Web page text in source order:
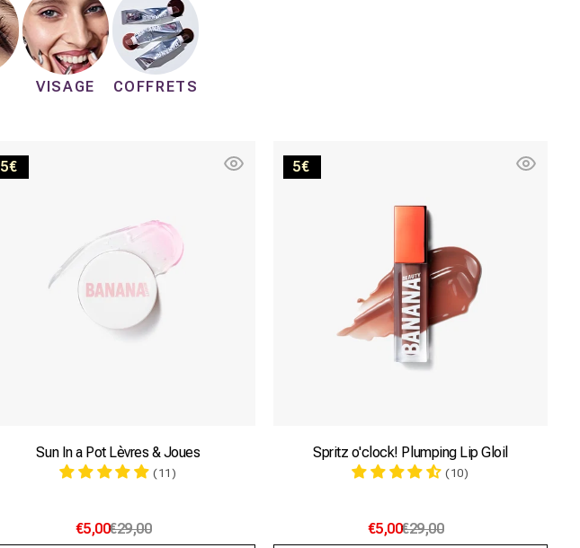
VISAGE COFFRETS
Lèvres
&
Joues
5€
Sun In a Pot Lèvres & Joues
(11)
€5,00€29,00
Lip
Gloil
5€
Spritz o'clock! Plumping Lip Gloil
(10)
€5,00€29,00